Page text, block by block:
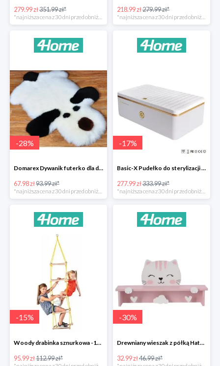
279.99 zł351.99 zł*
*najniższa cena z 30 dni przed obniżką
218.99 zł279.99 zł*
*najniższa cena z 30 dni przed obniżką
-28%
Domarex Dywanik futerko dla dzieci Pies czarno-biały -28%
67.98 zł93.99 zł*
*najniższa cena z 30 dni przed obniżką
-17%
Basic-X Pudełko do sterylizacji z ozonem -17%
277.99 zł333.99 zł*
*najniższa cena z 30 dni przed obniżką
-15%
Woody drabinka sznurkowa -15%
95.99 zł112.99 zł*
-30%
Drewniany wieszak z półką Hatu, kot -30%
32.99 zł46.99 zł*